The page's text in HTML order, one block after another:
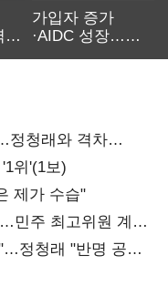
대
가입자 증가
·AIDC 성장…
정청래와 격차
위'(1보)
제가 수습"
민주 최고위원 계파
정청래 "반명 공세